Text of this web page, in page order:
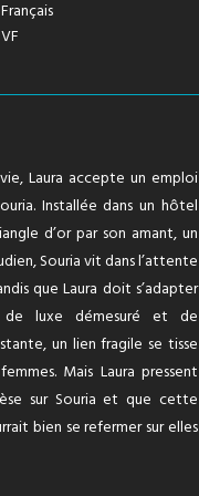
Français
VF
Laura accepte un emploi
Installée dans un hôtel
d’or par son amant, un
Souria vit dans l’attente
que Laura doit s’adapter
luxe démesuré et de
un lien fragile se tisse
Mais Laura pressent
sur Souria et que cette
bien se refermer sur elles